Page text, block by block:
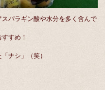
パラギン酸や水分を多く含んで
すめ！
ナシ」（笑）